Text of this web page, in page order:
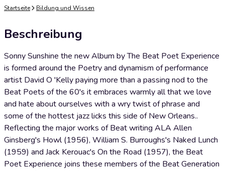
Startseite Bildung und Wissen
Beschreibung
Sonny Sunshine the new Album by The Beat Poet Experience
is formed around the Poetry and dynamism of performance
artist David O 'Kelly paying more than a passing nod to the
Beat Poets of the 60's it embraces warmly all that we love
and hate about ourselves with a wry twist of phrase and
some of the hottest jazz licks this side of New Orleans..
Reflecting the major works of Beat writing ALA Allen
Ginsberg's Howl (1956), William S. Burroughs's Naked Lunch
(1959) and Jack Kerouac's On the Road (1957), the Beat
Poet Experience joins these members of the Beat Generation